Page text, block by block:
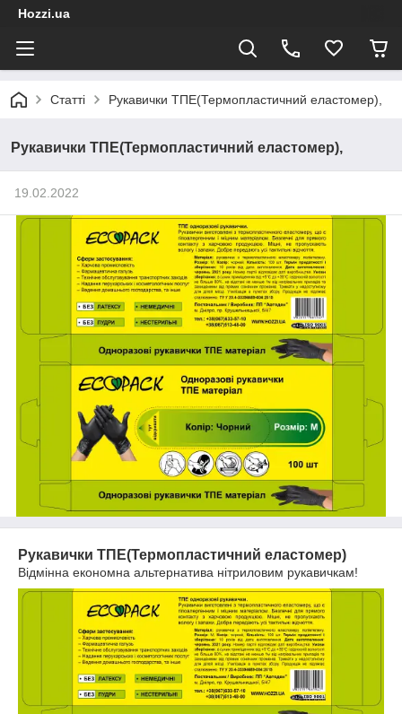
Hozzi.ua
Статті Рукавички ТПЕ(Термопластичний еластомер),
Рукавички ТПЕ(Термопластичний еластомер),
19.02.2022
Рукавички ТПЕ(Термопластичний еластомер)
Відмінна економна альтернатива нітриловим рукавичкам!